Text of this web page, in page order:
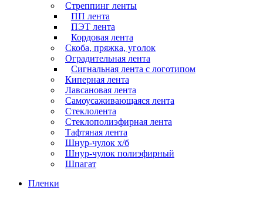
Стреппинг ленты
ПП лента
ПЭТ лента
Кордовая лента
Скоба, пряжка, уголок
Оградительная лента
Сигнальная лента с логотипом
Киперная лента
Лавсановая лента
Самоусаживающаяся лента
Стеклолента
Стеклополиэфирная лента
Тафтяная лента
Шнур-чулок х/б
Шнур-чулок полиэфирный
Шпагат
Пленки